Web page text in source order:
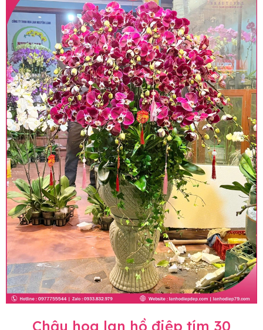
Chậu hoa lan hồ điệp tím 30